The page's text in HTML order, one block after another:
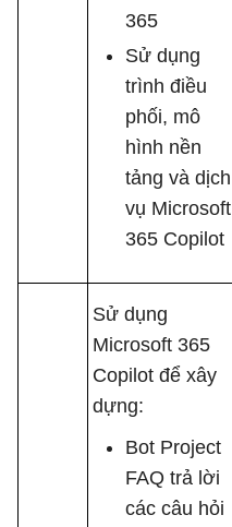
365
Sử dụng
trình điều
phối, mô
hình nền
tảng và dịch
vụ Microsoft
365 Copilot
Sử dụng
Microsoft 365
Copilot để xây
dựng:
Bot Project
FAQ trả lời
các câu hỏi